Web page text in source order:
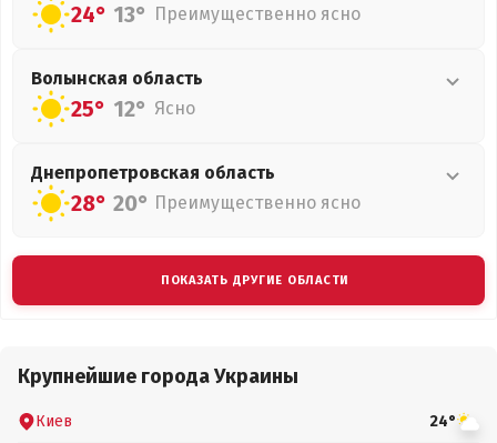
24° 13° Преимущественно ясно
Волынская область
25° 12° Ясно
Днепропетровская область
28° 20° Преимущественно ясно
ПОКАЗАТЬ ДРУГИЕ ОБЛАСТИ
Крупнейшие города Украины
Киев 24°